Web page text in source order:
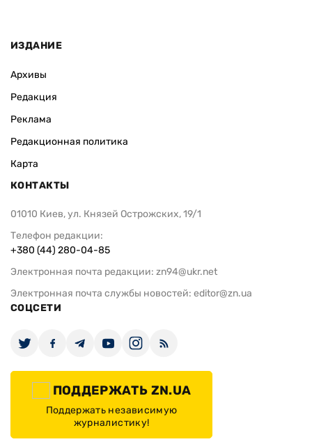
ИЗДАНИЕ
Архивы
Редакция
Реклама
Редакционная политика
Карта
КОНТАКТЫ
01010 Киев, ул. Князей Острожских, 19/1
Телефон редакции:
+380 (44) 280-04-85
Электронная почта редакции: zn94@ukr.net
Электронная почта службы новостей: editor@zn.ua
СОЦСЕТИ
ПОДДЕРЖАТЬ ZN.UA
Поддержать независимую
журналистику!